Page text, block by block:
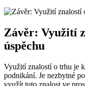
Závěr: Využití
úspěchu
Využití znalostí o trhu je
podnikání. Je nezbytné
využít tuto znalost ve